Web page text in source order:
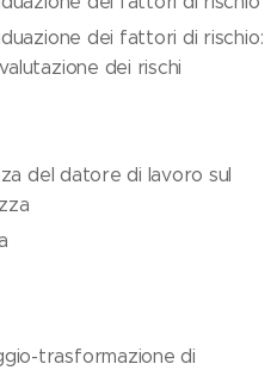
dei fattori di rischio:
dei rischi
del datore di lavoro sul
trasformazione di